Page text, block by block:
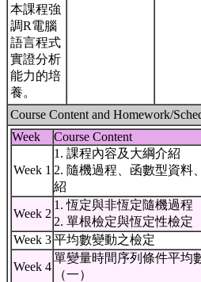
本課程強
調R電腦
語言程式
實證分析
能力的培
養。
Course Content and Homework/
Week
Course Content
Week 1
1. 課程內容及大綱介紹
2. 隨機過程、函數型資料
紹
Week 2
1. 恆定與非恆定隨機過程
2. 單根檢定與恆定性檢定
Week 3 平均數變動之檢定
Week 4
單變量時間序列條件平均
（一）